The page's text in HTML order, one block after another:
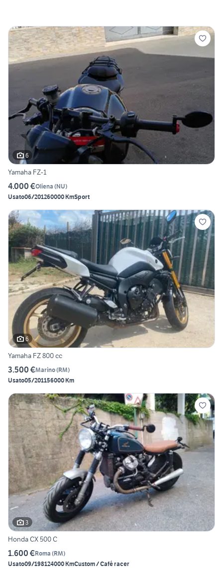
6
Yamaha FZ-1
4.000 €Oliena (NU)
Usato06/201260000 KmSport
6
Yamaha FZ 800 cc
3.500 €Marino(RM)
Usato05/201156000 Km
3
Honda CX 500 C
1.600 €Roma (RM)
Usato09/198124000 KmCustom / Café racer